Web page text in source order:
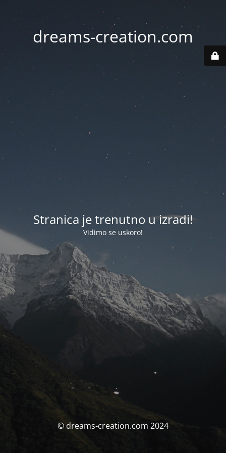
dreams-creation.com
Stranica je trenutno u izradi!
Vidimo se uskoro!
© dreams-creation.com 2024